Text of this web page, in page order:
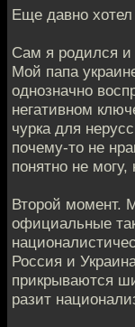
Еще давно
Сам я родился и
Мой папа
однозначно
негативном
чурка для
почему-то не
понятно не могу,
Второй момент.
официальные
Россия и
прикрываются
разит